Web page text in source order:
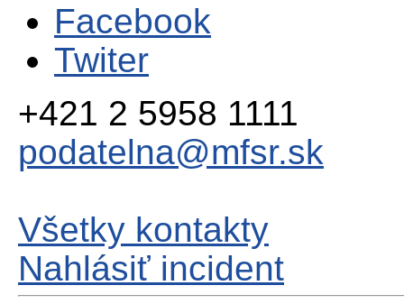
Facebook
Twiter
+421 2 5958 1111
podatelna@mfsr.sk
Všetky kontakty
Nahlásiť incident